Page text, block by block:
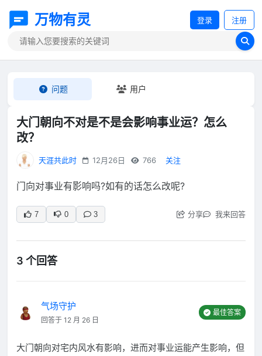
万物有灵 登录 注册
问题 用户
大门朝向不对是不是会影响事业运？怎么
改？
天涯共此时 12月26日 766 关注
门向对事业有影响吗?如有的话怎么改呢?
7 0 3 分享 我来回答
3 个回答
气场守护
回答于 12 月 26 日
最佳答案
大门朝向对宅内风水有影响，进而对事业运能产生影响，但